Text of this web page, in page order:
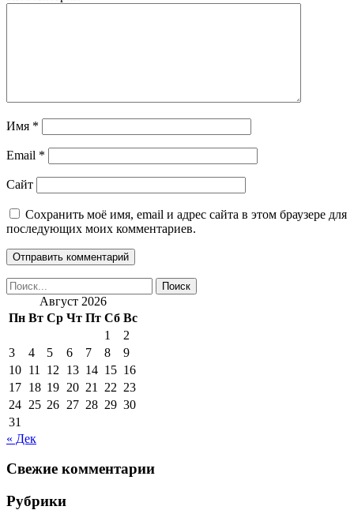
Имя *
Email *
Сайт
Сохранить моё имя, email и адрес сайта в этом браузере для
последующих моих комментариев.
Август 2026
Пн Вт Ср Чт Пт Сб Вс
1
2
3
4 5 6 7 8
9
10 11 12 13 14 15 16
17 18 19 20 21 22 23
24 25 26 27 28 29 30
31
« Дек
Свежие комментарии
Рубрики